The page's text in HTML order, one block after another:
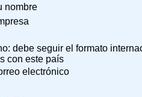
nombre
debe seguir el formato
con este país
electrónico